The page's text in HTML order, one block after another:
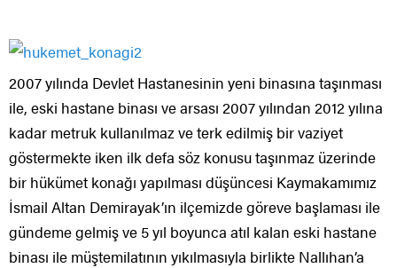
2007 yılında Devlet Hastanesinin yeni binasına taşınması
ile, eski hastane binası ve arsası 2007 yılından 2012 yılına
kadar metruk kullanılmaz ve terk edilmiş bir vaziyet
göstermekte iken ilk defa söz konusu taşınmaz üzerinde
bir hükümet konağı yapılması düşüncesi Kaymakamımız
İsmail Altan Demirayak’ın ilçemizde göreve başlaması ile
gündeme gelmiş ve 5 yıl boyunca atıl kalan eski hastane
binası ile müştemilatının yıkılmasıyla birlikte Nallıhan’a